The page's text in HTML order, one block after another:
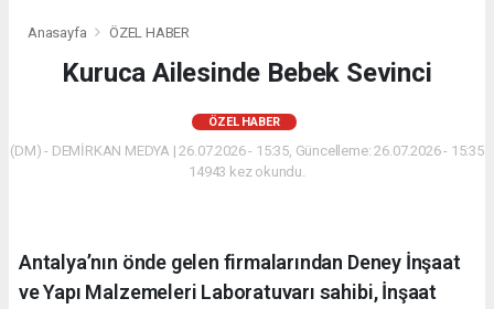
Anasayfa ÖZEL HABER
Kuruca Ailesinde Bebek Sevinci
ÖZEL HABER
(DM) - DEMİRKAN MEDYA | 26.07.2026 - 15:35, Güncelleme: 26.07.2026 - 15:35
14943 kez okundu.
Antalya’nın önde gelen firmalarından Deney İnşaat
ve Yapı Malzemeleri Laboratuvarı sahibi, İnşaat